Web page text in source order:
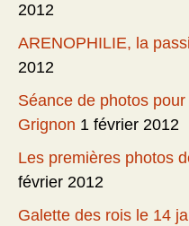
2012
ARENOPHILIE, la
2012
Séance de photos
Grignon 1 février 2012
Les premières photos
février 2012
Galette des rois le 14